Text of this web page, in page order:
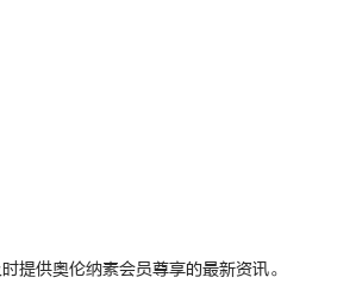
提供奥伦纳素会员尊享的最新资讯。